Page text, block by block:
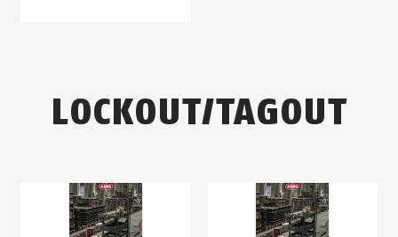
LOCKOUT/TAGOUT